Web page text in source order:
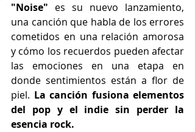
"Noise" es su nuevo lanzamiento,
una canción que habla de los errores
cometidos en una relación amorosa
y cómo los recuerdos pueden afectar
las emociones en una etapa en
donde sentimientos están a flor de
piel. La canción fusiona elementos
del pop y el indie sin perder la
esencia rock.